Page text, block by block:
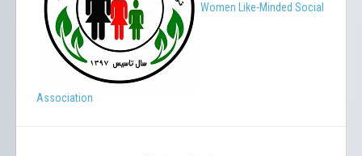
Women Like-Minded Social
Association